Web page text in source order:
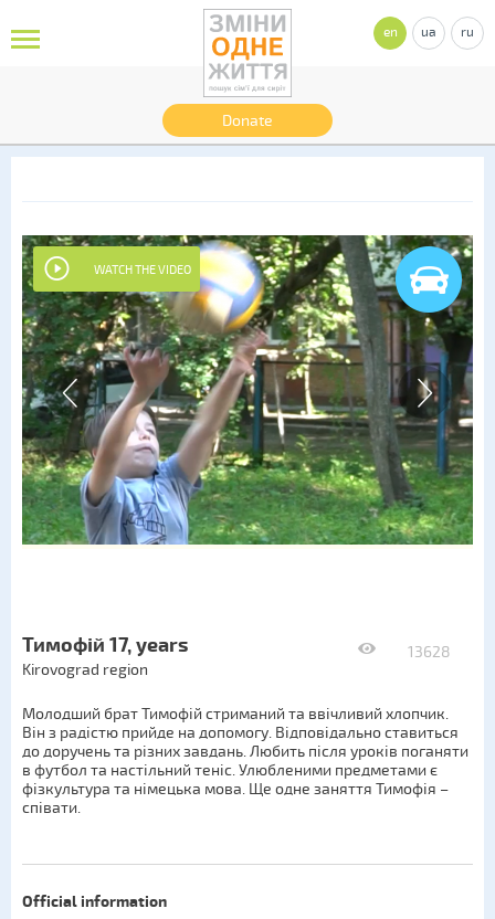
Donate
en ua ru
WATCH THE VIDEO
13628
Тимофій 17, years
Kirovograd region
Молодший брат Тимофій стриманий та ввічливий хлопчик.
Він з радістю прийде на допомогу. Відповідально ставиться
до доручень та різних завдань. Любить після уроків поганяти
в футбол та настільний теніс. Улюбленими предметами є
фізкультура та німецька мова. Ще одне заняття Тимофія –
співати.
Official information